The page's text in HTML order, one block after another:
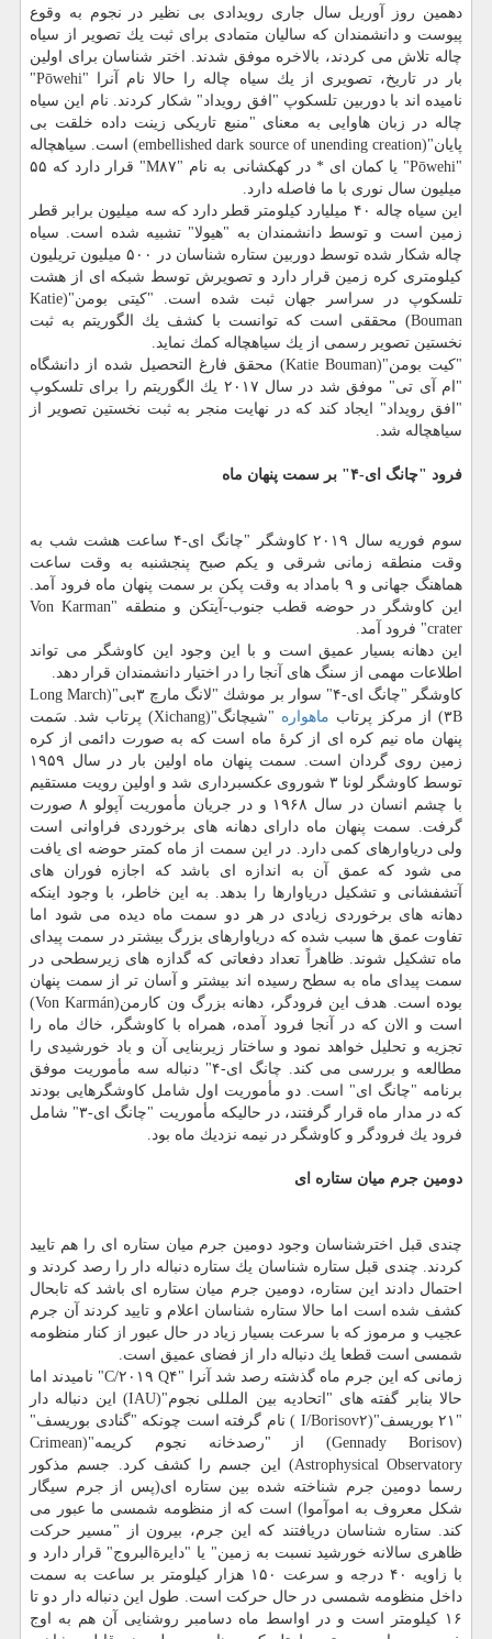
دهمین روز آوریل سال جاری رویدادی بی نظیر در نجوم به وقوع
پیوست و دانشمندان كه سالیان متمادی برای ثبت یك تصویر از سیاه
چاله تلاش می كردند، بالاخره موفق شدند. اختر شناسان برای اولین
بار در تاریخ، تصویری از یك سیاه چاله را حالا نام آنرا "Pōwehi"
نامیده اند با دوربین تلسكوپ "افق رویداد" شكار كردند. نام این سیاه
چاله در زبان هاوایی به معنای "منبع تاریكی زینت داده خلقت بی
پایان"(embellished dark source of unending creation) است. سیاهچاله
"Pōwehi" یا كمان ای * در كهكشانی به نام "M۸۷" قرار دارد كه ۵۵
میلیون سال نوری با ما فاصله دارد.
این سیاه چاله ۴۰ میلیارد كیلومتر قطر دارد كه سه میلیون برابر قطر
زمین است و توسط دانشمندان به "هیولا" تشبیه شده است. سیاه
چاله شكار شده توسط دوربین ستاره شناسان در ۵۰۰ میلیون تریلیون
كیلومتری كره زمین قرار دارد و تصویرش توسط شبكه ای از هشت
تلسكوپ در سراسر جهان ثبت شده است. "كیتی بومن"(Katie
Bouman) محققی است كه توانست با كشف یك الگوریتم به ثبت
نخستین تصویر رسمی از یك سیاهچاله كمك نماید.
"كیت بومن"(Katie Bouman) محقق فارغ التحصیل شده از دانشگاه
"ام آی تی" موفق شد در سال ۲۰۱۷ یك الگوریتم را برای تلسكوپ
"افق رویداد" ایجاد كند كه در نهایت منجر به ثبت نخستین تصویر از
سیاهچاله شد.
فرود "چانگ ای-۴" بر سمت پنهان ماه
سوم فوریه سال ۲۰۱۹ كاوشگر "چانگ ای-۴ ساعت هشت شب به
وقت منطقه زمانی شرقی و یكم صبح پنجشنبه به وقت ساعت
هماهنگ جهانی و ۹ بامداد به وقت پكن بر سمت پنهان ماه فرود آمد.
این كاوشگر در حوضه قطب جنوب-آیتكن و منطقه "Von Karman
crater" فرود آمد.
این دهانه بسیار عمیق است و با این وجود این كاوشگر می تواند
اطلاعات مهمی از سنگ های آنجا را در اختیار دانشمندان قرار دهد.
كاوشگر "چانگ ای-۴" سوار بر موشك "لانگ مارچ ۳بی"(Long March
۳B) از مركز پرتاب
ماهواره
"شیچانگ"(Xichang) پرتاب شد. سَمت
پنهان ماه نیم كره ای از كرهٔ ماه است كه به صورت دائمی از كره
زمین روی گردان است. سمت پنهان ماه اولین بار در سال ۱۹۵۹
توسط كاوشگر لونا ۳ شوروی عكسبرداری شد و اولین رویت مستقیم
با چشم انسان در سال ۱۹۶۸ و در جریان مأموریت آپولو ۸ صورت
گرفت. سمت پنهان ماه دارای دهانه های برخوردی فراوانی است
ولی دریاوارهای كمی دارد. در این سمت از ماه كمتر حوضه ای یافت
می شود كه عمق آن به اندازه ای باشد كه اجازه فوران های
آتشفشانی و تشكیل دریاوارها را بدهد. به این خاطر، با وجود اینكه
دهانه های برخوردی زیادی در هر دو سمت ماه دیده می شود اما
تفاوت عمق ها سبب شده كه دریاوارهای بزرگ بیشتر در سمت پیدای
ماه تشكیل شوند. ظاهراً تعداد دفعاتی كه گدازه های زیرسطحی در
سمت پیدای ماه به سطح رسیده اند بیشتر و آسان تر از سمت پنهان
بوده است. هدف این فرودگر، دهانه بزرگ ون كارمن(Von Karmán)
است و الان كه در آنجا فرود آمده، همراه با كاوشگر، خاك ماه را
تجزیه و تحلیل خواهد نمود و ساختار زیربنایی آن و باد خورشیدی را
مطالعه و بررسی می كند. چانگ ای-۴" دنباله سه مأموریت موفق
برنامه "چانگ ای" است. دو مأموریت اول شامل كاوشگرهایی بودند
كه در مدار ماه قرار گرفتند، در حالیكه مأموریت "چانگ ای-۳" شامل
فرود یك فرودگر و كاوشگر در نیمه نزدیك ماه بود.
دومین جرم میان ستاره ای
چندی قبل اخترشناسان وجود دومین جرم میان ستاره ای را هم تایید
كردند. چندی قبل ستاره شناسان یك ستاره دنباله دار را رصد كردند و
احتمال دادند این ستاره، دومین جرم میان ستاره ای باشد كه تابحال
كشف شده است اما حالا ستاره شناسان اعلام و تایید كردند آن جرم
عجیب و مرموز كه با سرعت بسیار زیاد در حال عبور از كنار منظومه
شمسی است قطعا یك دنباله دار از فضای عمیق است.
زمانی كه این جرم ماه گذشته رصد شد آنرا "C/۲۰۱۹ Q۴" نامیدند اما
حالا بنابر گفته های "اتحادیه بین المللی نجوم"(IAU) این دنباله دار
"۲۱ بوریسف"(I/Borisov۲ ) نام گرفته است چونكه "گنادی بوریسف"
(Gennady Borisov) از "رصدخانه نجوم كریمه"(Crimean
Astrophysical Observatory) این جسم را كشف كرد. جسم مذكور
رسما دومین جرم شناخته شده بین ستاره ای(پس از جرم سیگار
شكل معروف به اموآموا) است كه از منظومه شمسی ما عبور می
كند. ستاره شناسان دریافتند كه این جرم، بیرون از "مسیر حركت
ظاهری سالانه خورشید نسبت به زمین" یا "دایرةالبروج" قرار دارد و
با زاویه ۴۰ درجه و سرعت ۱۵۰ هزار كیلومتر بر ساعت به سمت
داخل منظومه شمسی در حال حركت است. طول این دنباله دار دو تا
۱۶ كیلومتر است و در اواسط ماه دسامبر روشنایی آن هم به اوج